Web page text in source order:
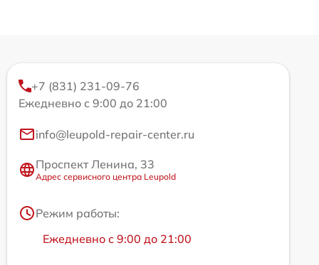
+7 (831) 231-09-76
Ежедневно с 9:00 до 21:00
info@leupold-repair-center.ru
Проспект Ленина, 33
Адрес сервисного центра Leupold
Режим работы:
Ежедневно с 9:00 до 21:00